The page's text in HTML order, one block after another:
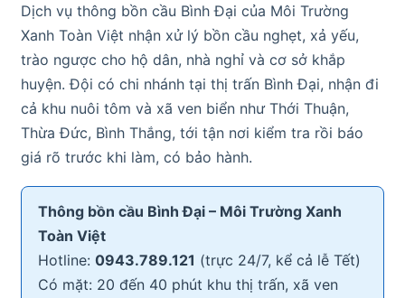
Dịch vụ thông bồn cầu Bình Đại của Môi Trường
Xanh Toàn Việt nhận xử lý bồn cầu nghẹt, xả yếu,
trào ngược cho hộ dân, nhà nghỉ và cơ sở khắp
huyện. Đội có chi nhánh tại thị trấn Bình Đại, nhận đi
cả khu nuôi tôm và xã ven biển như Thới Thuận,
Thừa Đức, Bình Thắng, tới tận nơi kiểm tra rồi báo
giá rõ trước khi làm, có bảo hành.
Thông bồn cầu Bình Đại – Môi Trường Xanh
Toàn Việt
Hotline: 0943.789.121 (trực 24/7, kể cả lễ Tết)
Có mặt: 20 đến 40 phút khu thị trấn, xã ven